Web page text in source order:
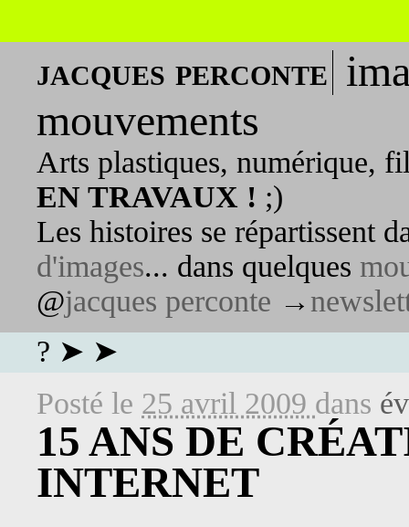
jacques perconte
mouvements
Arts plastiques, numérique,
EN TRAVAUX ! ;)
Les histoires se répartissent
d'images... dans quelques
@jacques perconte →
? ➤ ➤
Posté le 25 avril 2009 dans
15 ANS DE
INTERNET